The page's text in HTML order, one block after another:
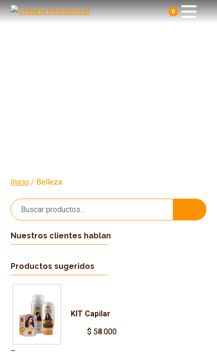
0
Inicio / Belleza
Buscar
por:
Nuestros clientes hablan
Productos sugeridos
KIT Capilar
$54.000
–
$58.000